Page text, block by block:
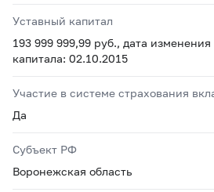
Уставный капитал
193 999 999,99 руб., дата
капитала: 02.10.2015
Участие в системе страхования
Да
Субъект РФ
Воронежская область